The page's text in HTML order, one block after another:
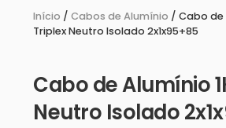
Início / Cabos de Alumínio / Cabo de
Triplex Neutro Isolado 2x1x95+85
Cabo de Alumínio
Neutro Isolado